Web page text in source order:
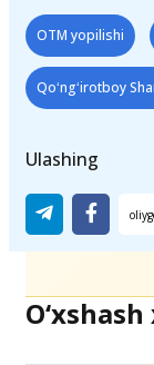
OTM yopilishi
Qoʻngʻirotboy
Ulashing